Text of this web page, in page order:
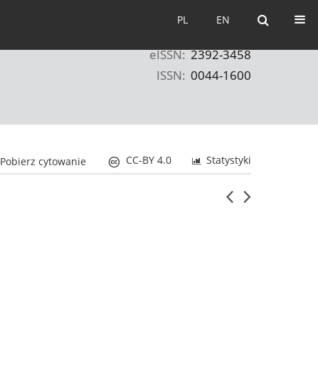
EN
PL EN
PL
eISSN: 2392-3458
ISSN: 0044-1600
Statystyki
CC-BY 4.0
Pobierz cytowanie